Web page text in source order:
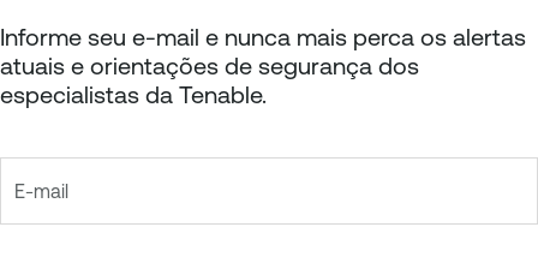
Informe seu e-mail e nunca mais perca os alertas
atuais e orientações de segurança dos
especialistas da Tenable.
E-mail